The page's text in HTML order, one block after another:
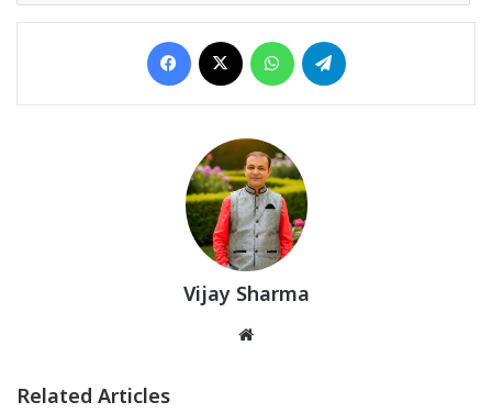
Facebook WhatsApp
Vijay Sharma
Related Articles